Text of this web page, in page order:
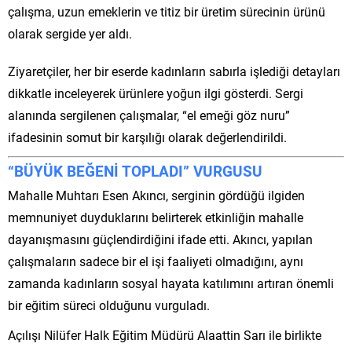
çalışma, uzun emeklerin ve titiz bir üretim sürecinin ürünü
olarak sergide yer aldı.
Ziyaretçiler, her bir eserde kadınların sabırla işlediği detayları
dikkatle inceleyerek ürünlere yoğun ilgi gösterdi. Sergi
alanında sergilenen çalışmalar, “el emeği göz nuru”
ifadesinin somut bir karşılığı olarak değerlendirildi.
“BÜYÜK BEĞENİ TOPLADI” VURGUSU
Mahalle Muhtarı Esen Akıncı, serginin gördüğü ilgiden
memnuniyet duyduklarını belirterek etkinliğin mahalle
dayanışmasını güçlendirdiğini ifade etti. Akıncı, yapılan
çalışmaların sadece bir el işi faaliyeti olmadığını, aynı
zamanda kadınların sosyal hayata katılımını artıran önemli
bir eğitim süreci olduğunu vurguladı.
Açılışı Nilüfer Halk Eğitim Müdürü Alaattin Sarı ile birlikte